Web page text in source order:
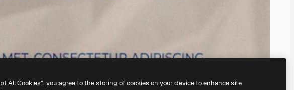
All Cookies”, you agree to the storing of cookies on your device to enhance site